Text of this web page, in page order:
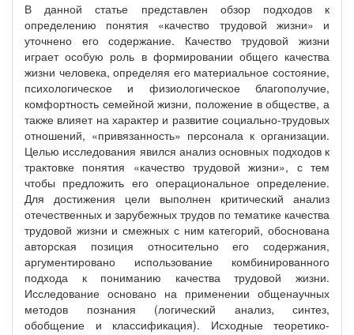
В данной статье представлен обзор подходов к
определению понятия «качество трудовой жизни» и
уточнено его содержание. Качество трудовой жизни
играет особую роль в формировании общего качества
жизни человека, определяя его материальное состояние,
психологическое и физиологическое благополучие,
комфортность семейной жизни, положение в обществе, а
также влияет на характер и развитие социально-трудовых
отношений, «привязанность» персонала к организации.
Целью исследования явился анализ основных подходов к
трактовке понятия «качество трудовой жизни», с тем
чтобы предложить его операциональное определение.
Для достижения цели выполнен критический анализ
отечественных и зарубежных трудов по тематике качества
трудовой жизни и смежных с ним категорий, обоснована
авторская позиция относительно его содержания,
аргументировано использование комбинированного
подхода к пониманию качества трудовой жизни.
Исследование основано на применении общенаучных
методов познания (логический анализ, синтез,
обобщение и классификация). Исходные теоретико-